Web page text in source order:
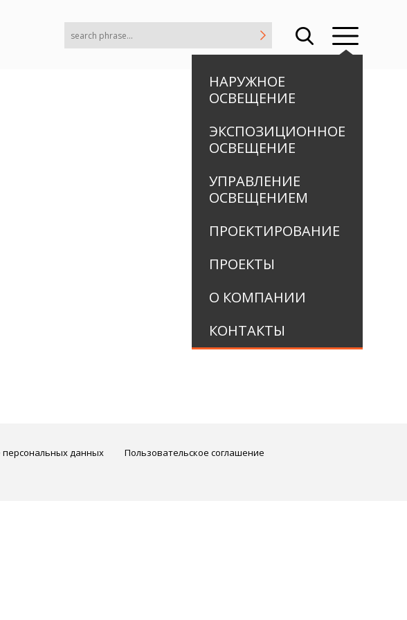
НАРУЖНОЕ
ОСВЕЩЕНИЕ
ЭКСПОЗИЦИОННОЕ
ОСВЕЩЕНИЕ
УПРАВЛЕНИЕ
ОСВЕЩЕНИЕМ
ПРОЕКТИРОВАНИЕ
ПРОЕКТЫ
О КОМПАНИИ
КОНТАКТЫ
персональных данных Пользовательское соглашение